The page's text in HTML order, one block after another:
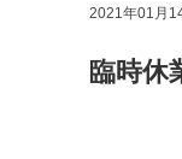
2021年01月
臨時休